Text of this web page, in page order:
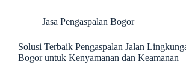
Jasa Pengaspalan Bogor
Solusi Terbaik Pengaspalan Jalan
Bogor untuk Kenyamanan dan Keamanan